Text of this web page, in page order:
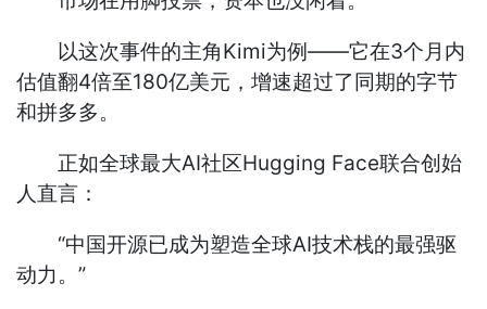
以这次事件的主角Kimi为例——它在3个月内
估值翻4倍至180亿美元，增速超过了同期的字节
和拼多多。
正如全球最大AI社区Hugging Face联合创始
人直言：
“中国开源已成为塑造全球AI技术栈的最强驱
动力。”